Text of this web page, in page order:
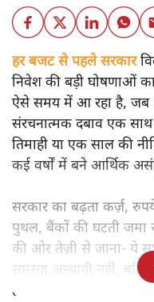
हर बजट से पहले सरकार
निवेश की बड़ी घोषणाओं
ऐसे समय में आ रहा है, जब
संरचनात्मक दबाव एक
तिमाही या एक साल की
कई वर्षों में बने आर्थिक
सरकार का बढ़ता कर्ज़,
पुथल, बैंकों की घटती जमा
की ओर तेज़ी से जाना- ये
समस्या अस्थायी नहीं,
है।